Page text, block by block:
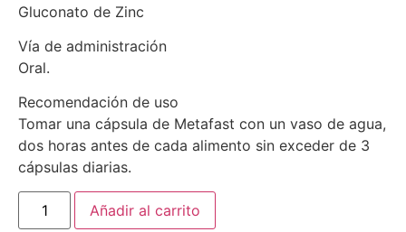
Gluconato de Zinc
Vía de administración
Oral.
Recomendación de uso
Tomar una cápsula de Metafast con un vaso de agua,
dos horas antes de cada alimento sin exceder de 3
cápsulas diarias.
Añadir al carrito